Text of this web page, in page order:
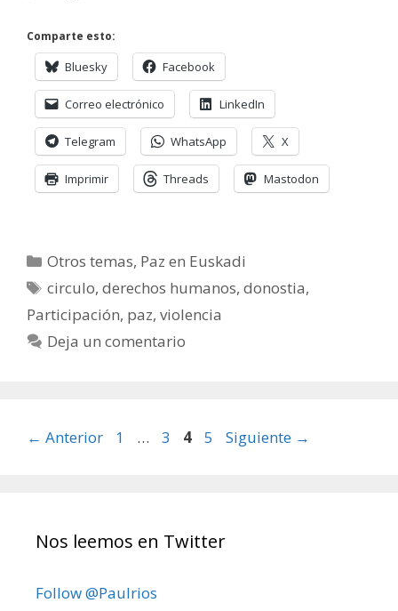
Comparte esto:
Bluesky Facebook
Correo electrónico LinkedIn
Telegram WhatsApp X
Imprimir Threads Mastodon
Categorías
Otros temas, Paz en Euskadi
Etiquetas
circulo,derechos humanos,donostia,
Participación, paz, violencia
Deja un comentario
← Anterior Página
1 … Página
3 Página
4 Página
5 Siguiente →
Nos leemos en Twitter
Follow @Paulrios